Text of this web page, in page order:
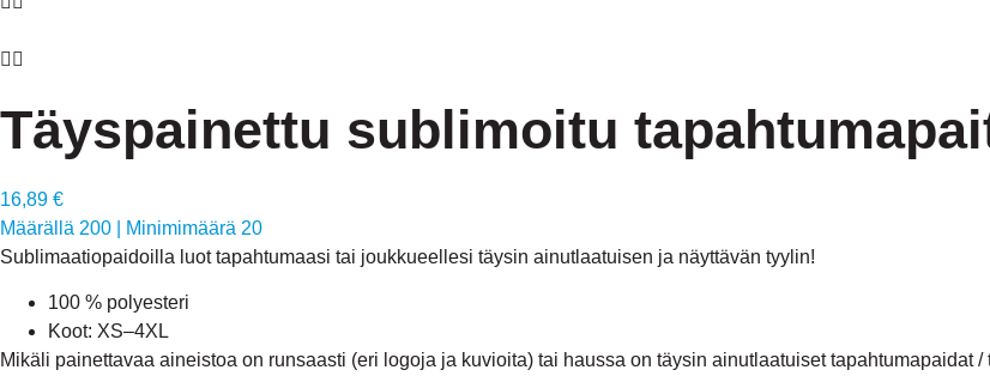
Täyspainettu sublimoitu
16,89 €
Määrällä 200
Minimimäärä 20
Sublimaatiopaidoilla luot tapahtumaasi tai joukkueellesi täysin ainutlaatuisen ja näyttävän tyylin!
100 % polyesteri
Koot: XS–4XL
Mikäli painettavaa aineistoa on runsaasti (eri logoja ja kuvioita) tai haussa on täysin ainutlaatuiset tapahtumapaidat